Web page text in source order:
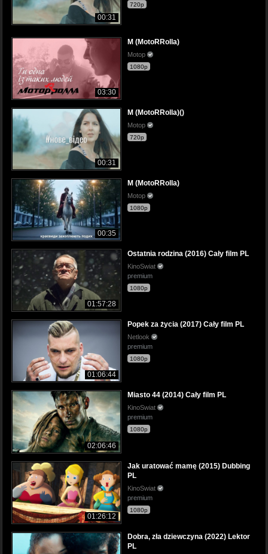
00:31
720p
03:30
M (MotoRRolla)
Motop
1080p
00:31
M (MotoRRolla)()
Motop
720p
00:35
M (MotoRRolla)
Motop
1080p
01:57:28
Ostatnia rodzina (2016) Cały film PL
KinoSwiat
premium
1080p
01:06:44
Popek za życia (2017) Cały film PL
Netlook
premium
1080p
02:06:46
Miasto 44 (2014) Cały film PL
KinoSwiat
premium
1080p
01:26:12
Jak uratować mamę (2015) Dubbing
PL
KinoSwiat
premium
1080p
Dobra, zła dziewczyna (2022) Lektor
PL